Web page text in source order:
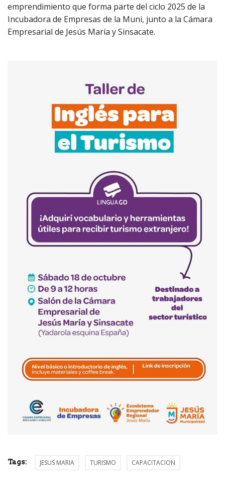
emprendimiento que forma parte del ciclo 2025 de la
Incubadora de Empresas de la Muni, junto a la Cámara
Empresarial de Jesús María y Sinsacate.
Tags: JESUS MARIA TURISMO CAPACITACION